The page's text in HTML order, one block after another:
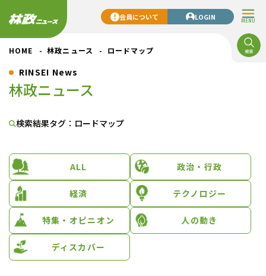
MENU
会員について LOGIN
HOME 林政ニュース ロードマップ
RINSEI News
林政ニュース
検索結果タグ：ロードマップ
ALL 政治・行政
経済 テクノロジー
特集・オピニオン 人の動き
ディスカバー